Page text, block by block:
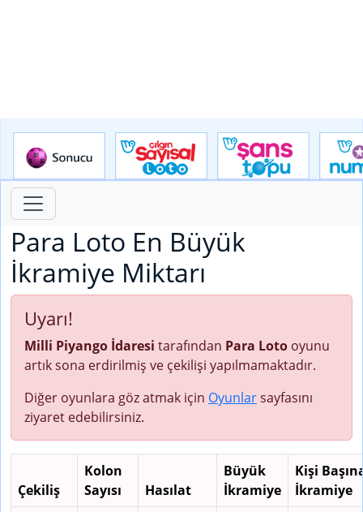
Para Loto En Büyük
İkramiye Miktarı
Uyarı!
Milli Piyango İdaresi tarafından Para Loto oyunu
artık sona erdirilmiş ve çekilişi yapılmamaktadır.
Diğer oyunlara göz atmak için Oyunlarsayfasını
ziyaret edebilirsiniz.
Çekiliş
Kolon
Sayısı
Hasılat
Büyük
İkramiye
Kişi
İkramiye